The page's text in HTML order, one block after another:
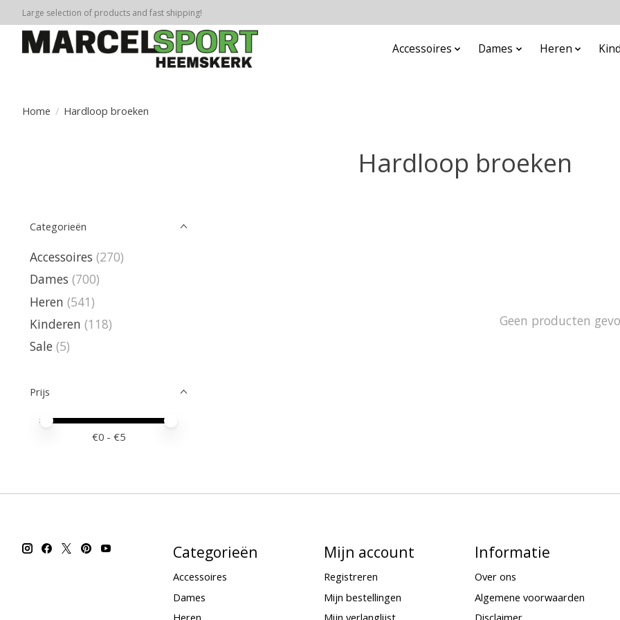
Large selection of products and fast shipping!
Accessoires Dames Heren
Home / Hardloop broeken
Hardloop broeken
Categorieën
Accessoires (270)
Dames (700)
Heren (541)
Kinderen (118)
Sale (5)
Prijs
Minimale prijswaarde
Price maximum value
€0 - €5
Geen producten
Categorieën
Accessoires
Dames
Heren
Mijn account
Registreren
Mijn bestellingen
Mijn verlanglijst
Informatie
Over ons
Algemene voorwaarden
Disclaimer